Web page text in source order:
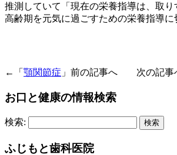
推測していて「現在の栄養指導は、取
高齢期を元気に過ごすための栄養指導
←「 顎関節症 」前の記事へ 次の記事
お口と健康の情報検索
検索:
ふじもと歯科医院